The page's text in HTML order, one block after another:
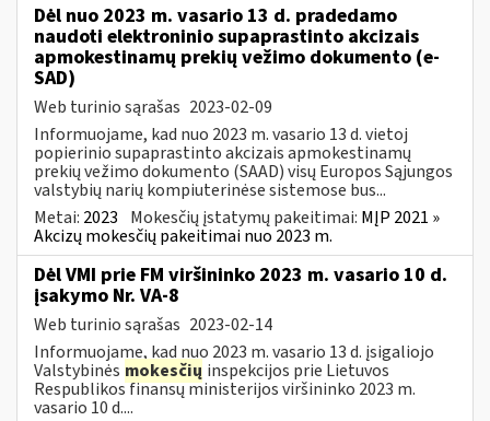
Dėl nuo 2023 m. vasario 13 d. pradedamo
naudoti elektroninio supaprastinto akcizais
apmokestinamų prekių vežimo dokumento (e-
SAD)
Web turinio sąrašas 2023-02-09
Informuojame, kad nuo 2023 m. vasario 13 d. vietoj
popierinio supaprastinto akcizais apmokestinamų
prekių vežimo dokumento (SAAD) visų Europos Sąjungos
valstybių narių kompiuterinėse sistemose bus...
Metai: 2023 Mokesčių įstatymų pakeitimai: MĮP 2021 »
Akcizų mokesčių pakeitimai nuo 2023 m.
Dėl VMI prie FM viršininko 2023 m. vasario 10 d.
įsakymo Nr. VA-8
Web turinio sąrašas 2023-02-14
Informuojame, kad nuo 2023 m. vasario 13 d. įsigaliojo
Valstybinės mokesčių inspekcijos prie Lietuvos
Respublikos finansų ministerijos viršininko 2023 m.
vasario 10 d....